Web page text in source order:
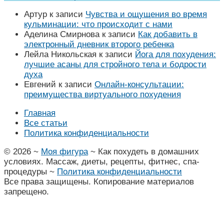
Артур к записи Чувства и ощущения во время
кульминации: что происходит с нами
Аделина Смирновак записи Как добавить в
электронный дневник второго ребенка
Лейла Никольская к записи Йога для похудения:
лучшие асаны для стройного тела и бодрости
духа
Евгений к записи Онлайн-консультации:
преимущества виртуального похудения
Главная
Все статьи
Политика конфиденциальности
© 2026 ~ Моя фигура~ Как похудеть в домашних
условиях. Массаж, диеты, рецепты, фитнес, спа-
процедуры ~ Политика конфиденциальности
Все права защищены. Копирование материалов
запрещено.